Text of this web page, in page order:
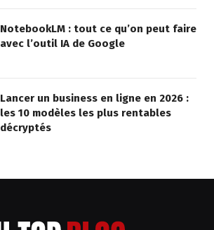
NotebookLM : tout ce qu’on peut faire
avec l’outil IA de Google
Lancer un business en ligne en 2026 :
les 10 modèles les plus rentables
décryptés